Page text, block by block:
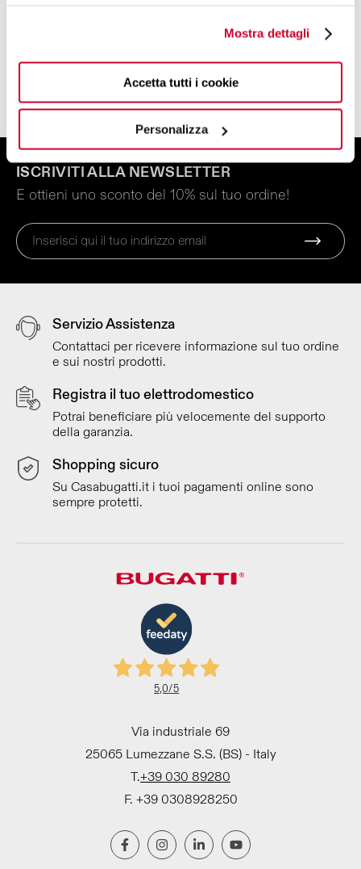
Mostra dettagli
Accetta tutti i cookie
Personalizza
LEGGI DI PIÙ
ISCRIVITI ALLA NEWSLETTER
E ottieni uno sconto del 10% sul tuo ordine!
Servizio Assistenza
Contattaci per ricevere informazione sul tuo ordine
e sui nostri prodotti.
Registra il tuo elettrodomestico
Potrai beneficiare più velocemente del supporto
della garanzia.
Shopping sicuro
Su Casabugatti.it i tuoi pagamenti online sono
sempre protetti.
5,0/5
Via industriale 69
25065 Lumezzane S.S. (BS) - Italy
T.+39 030 89280
F. +39 0308928250